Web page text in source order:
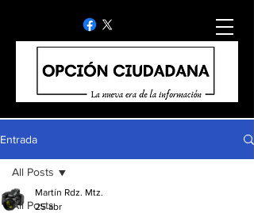
Entrada
All Posts
All Posts
Martín Rdz. Mtz.
25 abr